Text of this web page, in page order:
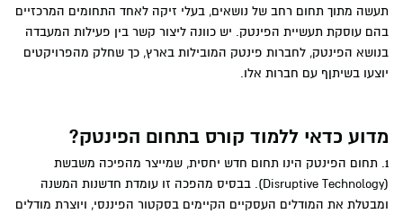
תעשה מתוך תחום רחב של נושאים, בעלי זיקה לאחד התחומים המרכזיים
בהם עוסקת תעשיית הפינטק. יש כוונה ליצור קשר בין פעילות המעבדה
בנושא הפינטק, לחברות פינטק המובילות בארץ, כך שחלק מהפרויקטים
יוצעו בשיתןף עם חברות אלו.
מדוע כדאי ללמוד קורס בתחום הפינטק?
1. תחום הפינטק הינו תחום חדש יחסית, שמייצר מהפיכה משבשת
(Disruptive Technology). בבסיס מהפכה זו עומדת חדשנות המשנה
ומבטלת את המודלים העסקיים הקיימים בסקטור הפיננסי, ויוצרת מודלים